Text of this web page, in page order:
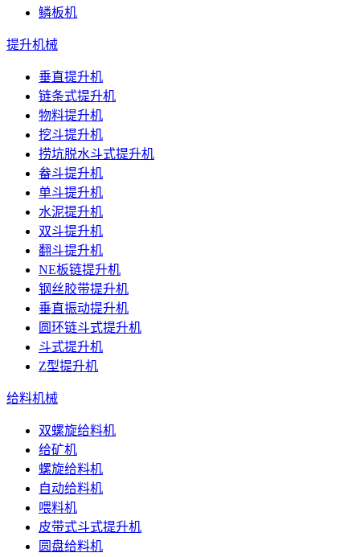
鳞板机
提升机械
垂直提升机
链条式提升机
物料提升机
挖斗提升机
捞坑脱水斗式提升机
畚斗提升机
单斗提升机
水泥提升机
双斗提升机
翻斗提升机
NE板链提升机
钢丝胶带提升机
垂直振动提升机
圆环链斗式提升机
斗式提升机
Z型提升机
给料机械
双螺旋给料机
给矿机
螺旋给料机
自动给料机
喂料机
皮带式斗式提升机
圆盘给料机